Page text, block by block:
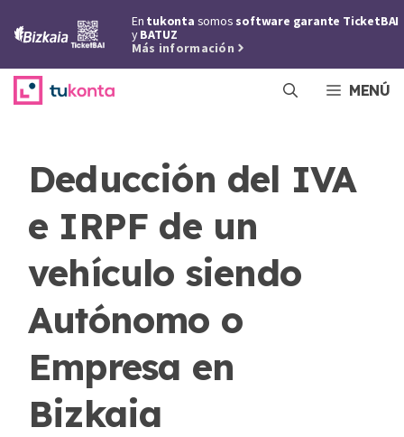
En tukonta somos software garante TicketBAI
yBATUZ
Más información
MENÚ
Deducción del IVA
e IRPF de un
vehículo siendo
Autónomo o
Empresa en
Bizkaia